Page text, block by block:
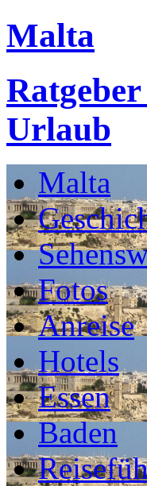
Malta
Urlaub
Malta
Fotos
Anreise
Hotels
Essen
Baden